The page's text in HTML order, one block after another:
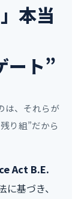
本当
ート”
は、それらが
り組”だから
Act B.E.
基づき、